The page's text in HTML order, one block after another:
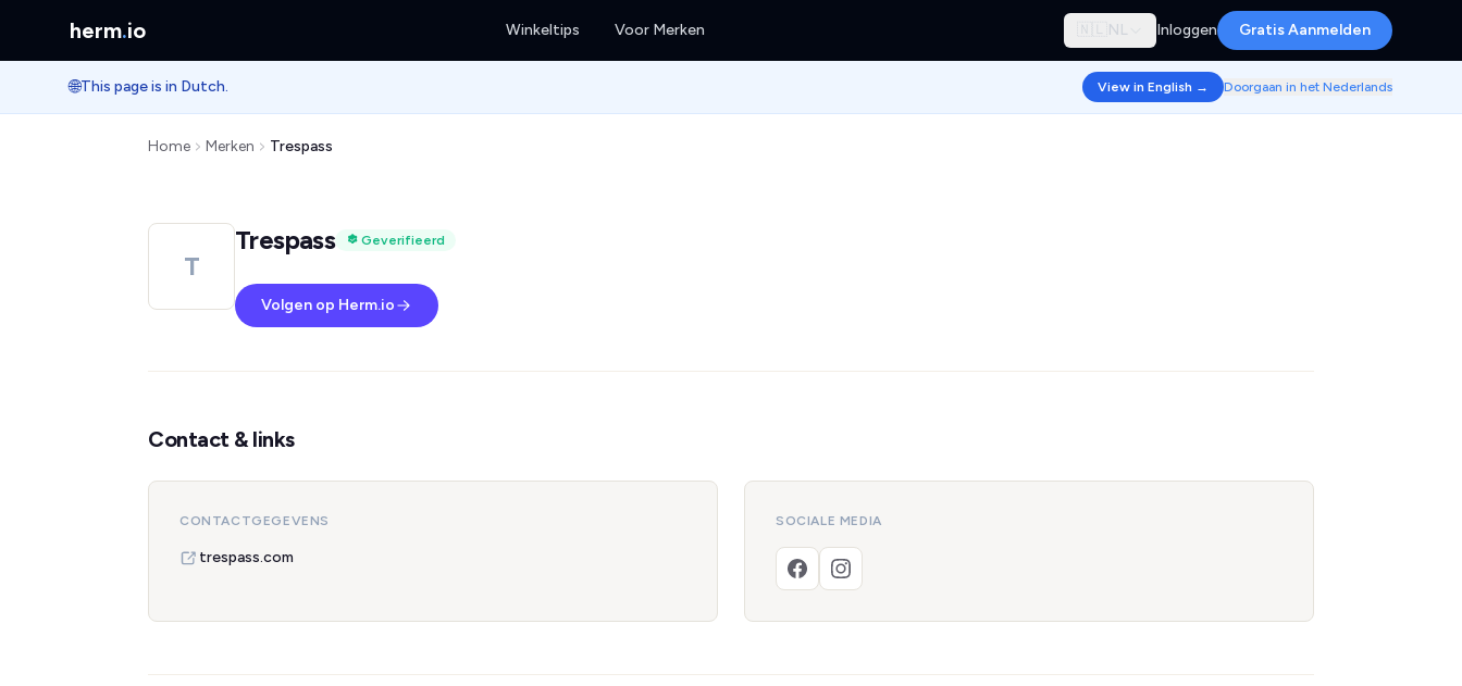
herm.io Winkeltips Voor Merken 🇳🇱 NL Inloggen Gratis Aanmelden
🌐This page is in Dutch. View in English → Doorgaan in het Nederlands
Home Merken Trespass
T
Trespass Geverifieerd
Volgen op Herm.io
Contact & links
CONTACTGEGEVENS
trespass.com
SOCIALE MEDIA